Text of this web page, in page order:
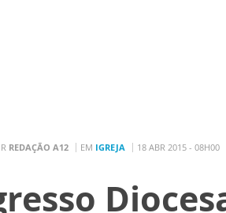
REDAÇÃO A12 EM IGREJA 18 ABR 2015 - 08H00